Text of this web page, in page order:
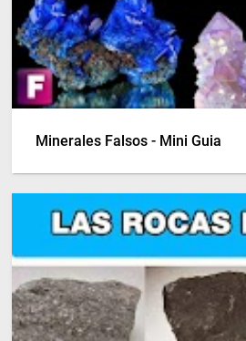
Minerales Falsos - Mini Guia